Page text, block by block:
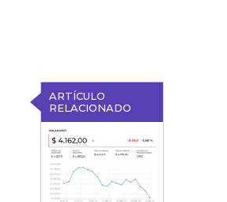
ARTÍCULO
RELACIONADO